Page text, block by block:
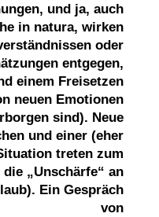
und ja, auch
in natura, wirken
oder
entgegen,
einem Freisetzen
neuen Emotionen
sind). Neue
und einer (eher
treten zum
„Unschärfe“ an
Ein Gespräch
von